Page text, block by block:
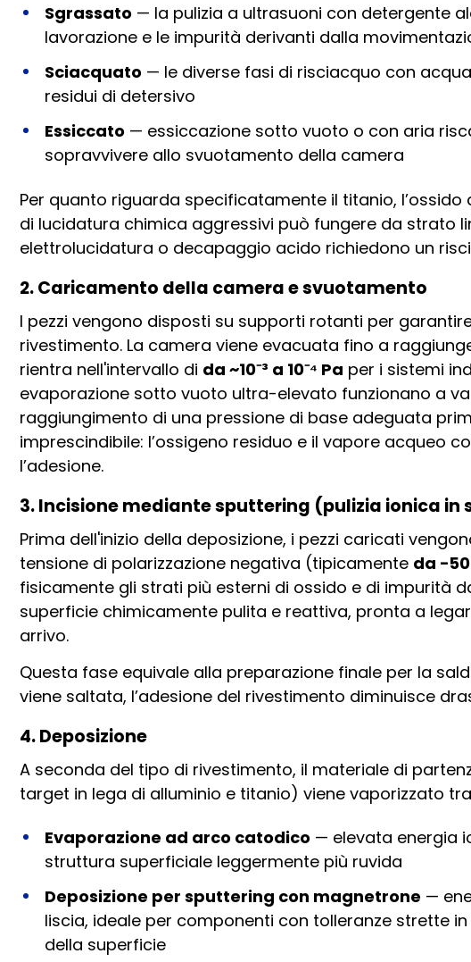
Sgrassato — la pulizia a ultrasuoni con detergente
lavorazione e le impurità derivanti dalla
Sciacquato — le diverse fasi di risciacquo con
residui di detersivo
Essiccato — essiccazione sotto vuoto o con aria
sopravvivere allo svuotamento della camera
Per quanto riguarda specificatamente il titanio,
di lucidatura chimica aggressivi può fungere da strato
elettrolucidatura o decapaggio acido richiedono un
2. Caricamento della camera e svuotamento
I pezzi vengono disposti su supporti rotanti per
rivestimento. La camera viene evacuata fino a
rientra nell'intervallo di da ~10⁻³ a 10⁻⁴ Pa per i sistemi
evaporazione sotto vuoto ultra-elevato funzionano a
raggiungimento di una pressione di base adeguata
imprescindibile: l’ossigeno residuo e il vapore acqueo
l’adesione.
3. Incisione mediante sputtering (pulizia ionica in
Prima dell'inizio della deposizione, i pezzi caricati
tensione di polarizzazione negativa (tipicamente da
fisicamente gli strati più esterni di ossido e di impurità
superficie chimicamente pulita e reattiva, pronta a
arrivo.
Questa fase equivale alla preparazione finale per la
viene saltata, l’adesione del rivestimento diminuisce
4. Deposizione
A seconda del tipo di rivestimento, il materiale di
target in lega di alluminio e titanio) viene vaporizzato
Evaporazione ad arco catodico — elevata energia
struttura superficiale leggermente più ruvida
Deposizione per sputtering con magnetrone —
liscia, ideale per componenti con tolleranze strette
della superficie